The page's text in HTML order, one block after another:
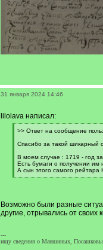
31 января 2024 14:46
lilolava написал:
[
]
>> Ответ на сообщение
Спасибо за такой шикарный
В моем случае : 1719 - год
Есть бумаги о получении им
А сын этого самого рейтара
[
Возможно были разные
другие, отрывались от
---
ищу сведения о Маншиных,